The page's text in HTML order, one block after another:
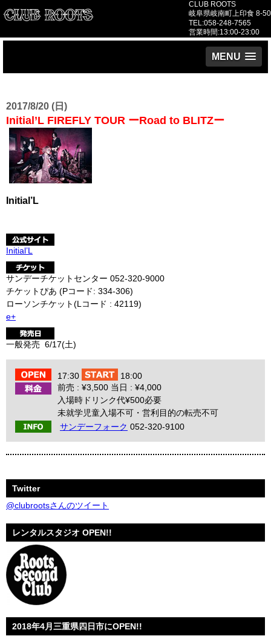
CLUB ROOTS
岐阜県岐南町上印食 8-50
TEL:058-248-7565
営業時間:13:00-23:00
MENU
2017/8/20 (日)
Initial’L FIREFLY TOUR ーRoad to BLITZー
Initial’L
Initial’L
サンデーチケットセンター 052-320-9000
チケットぴあ (Pコード: 334-306)
ローソンチケット(Lコード : 42119)
e+
一般発売 6/17(土)
17:30
18:00
前売 : ¥3,500 当日 : ¥4,000
入場時ドリンク代¥500必要
未就学児童入場不可・営利目的の転売不可
サンデーフォーク 052-320-9100
Twitter
@clubrootsさんのツイート
レンタルスタジオ OPEN!!
2018年4月三重県四日市にOPEN!!